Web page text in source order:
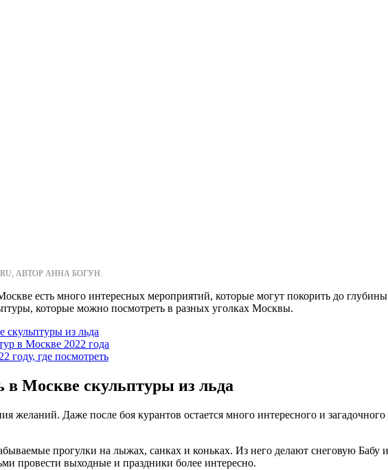
АВТОР АННА БОГУН.
есть много интересных мероприятий, которые могут покорить до
которые можно посмотреть в разных уголках Москвы.
скульптуры из льда
в Москве 2022 года
году, где посмотреть
в Москве скульптуры из льда
желаний. Даже после боя курантов остается много интересного и
прогулки на лыжах, санках и коньках. Из него делают снеговую
провести выходные и праздники более интересно.